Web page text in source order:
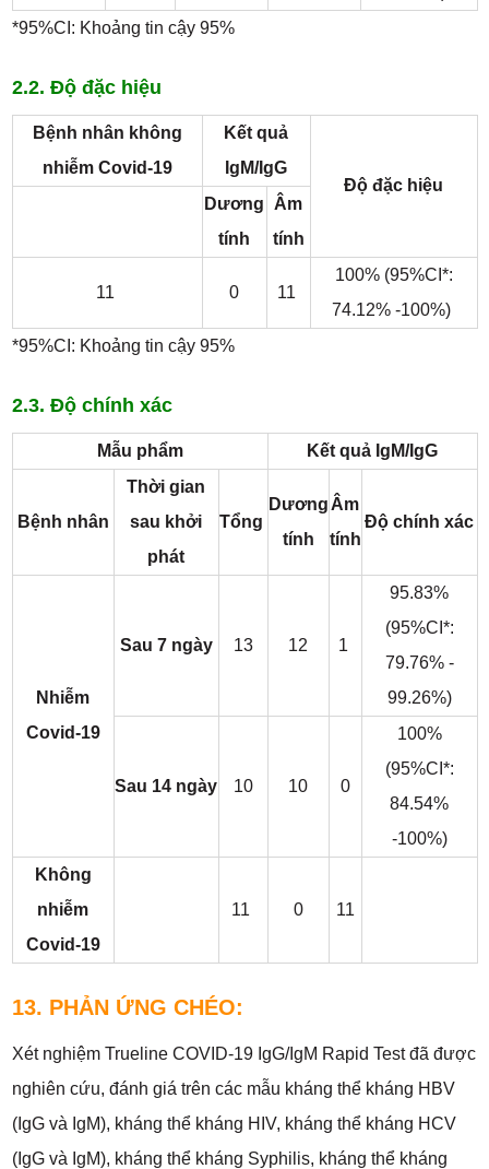
*95%CI: Khoảng tin cậy 95%
2.2. Độ đặc hiệu
Bệnh nhân không
nhiễm Covid-19
Kết quả
IgM/IgG
Độ đặc hiệu
Dương
tính
Âm
tính
11 0 11
100% (95%CI*:
74.12% -100%)
*95%CI: Khoảng tin cậy 95%
2.3. Độ chính xác
Mẫu phẩm Kết quả IgM/IgG
Bệnh nhân
Thời gian
sau khởi
phát
Tổng
Dương
tính
Âm
tính
Độ chính xác
Nhiễm
Covid-19
Sau 7 ngày 13 12 1
95.83%
(95%CI*:
79.76% -
99.26%)
Sau 14 ngày 10 10 0
100%
(95%CI*:
84.54%
-100%)
Không
nhiễm
Covid-19
11 0 11
13. PHẢN ỨNG CHÉO:
Xét nghiệm Trueline COVID-19 IgG/IgM Rapid Test đã được
nghiên cứu, đánh giá trên các mẫu kháng thể kháng HBV
(IgG và IgM), kháng thể kháng HIV, kháng thể kháng HCV
(IgG và IgM), kháng thể kháng Syphilis, kháng thể kháng